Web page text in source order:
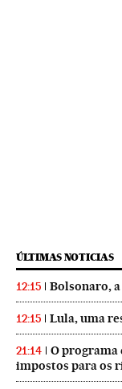
ÚLTIMAS NOTICIAS
12:15 Bolsonaro,
12:15 Lula, uma
21:14
O programa
impostos para os